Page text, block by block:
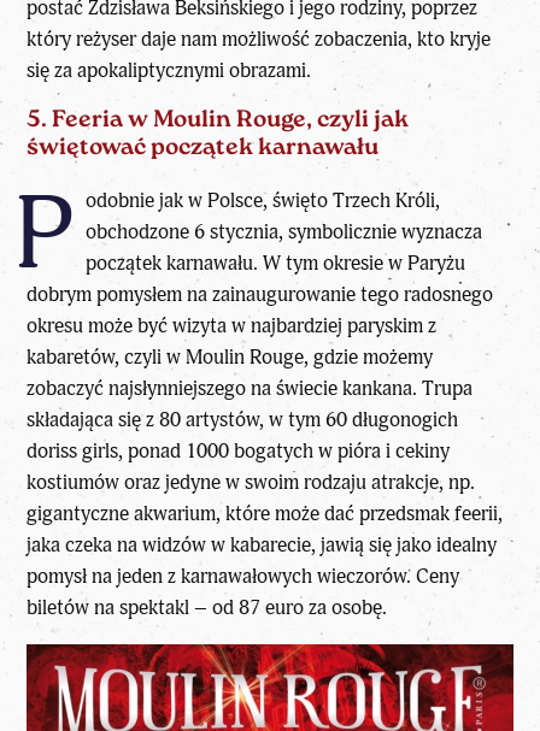
postać Zdzisława Beksińskiego i jego rodziny, poprzez
który reżyser daje nam możliwość zobaczenia, kto kryje
się za apokaliptycznymi obrazami.
5. Feeria w Moulin Rouge, czyli jak
świętować początek karnawału
P odobnie jak w Polsce, święto Trzech Króli,
obchodzone 6 stycznia, symbolicznie wyznacza
początek karnawału. W tym okresie w Paryżu
dobrym pomysłem na zainaugurowanie tego radosnego
okresu może być wizyta w najbardziej paryskim z
kabaretów, czyli w Moulin Rouge, gdzie możemy
zobaczyć najsłynniejszego na świecie kankana. Trupa
składająca się z 80 artystów, w tym 60 długonogich
doriss girls, ponad 1000 bogatych w pióra i cekiny
kostiumów oraz jedyne w swoim rodzaju atrakcje, np.
gigantyczne akwarium, które może dać przedsmak feerii,
jaka czeka na widzów w kabarecie, jawią się jako idealny
pomysł na jeden z karnawałowych wieczorów. Ceny
biletów na spektakl – od 87 euro za osobę.